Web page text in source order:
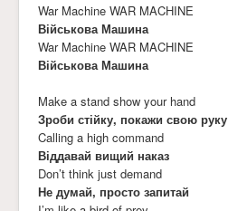
War Machine WAR MACHINE
Військова Машина
War Machine WAR MACHINE
Військова Машина
Make a stand show your hand
Зроби стійку, покажи свою руку
Calling a high command
Віддавай вищий наказ
Don’t think just demand
Не думай, просто запитай